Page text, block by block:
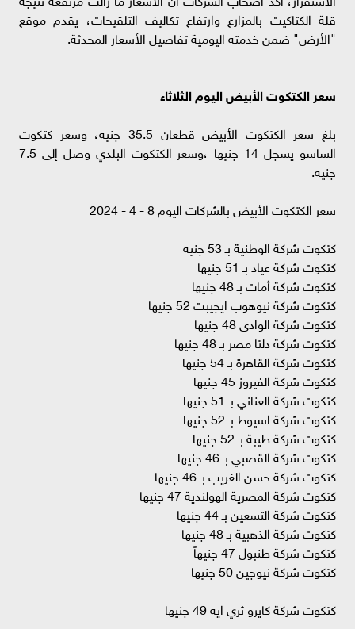
قلة الكتاكيت بالمزارع وارتفاع تكاليف التلقيحات، يقدم موقع
"الأرض" ضمن خدمته اليومية تفاصيل الأسعار المحدثة.
سعر الكتكوت الأبيض اليوم الثلاثاء
بلغ سعر الكتكوت الأبيض قطعان 35.5 جنيه، وسعر كتكوت
الساسو يسجل 14 جنيها ،وسعر الكتكوت البلدي وصل إلى 7.5
جنيه.
سعر الكتكوت الأبيض بالشركات اليوم 8 - 4 - 2024
كتكوت شركة الوطنية بـ 53 جنيه
كتكوت شركة عياد بـ 51 جنيها
كتكوت شركة أمات بـ 48 جنيها
كتكوت شركة نيوهوب ايجيبت 52 جنيها
كتكوت شركة الوادى 48 جنيها
كتكوت شركة دلتا مصر بـ 48 جنيها
كتكوت شركة القاهرة بـ 54 جنيها
كتكوت شركة الفيروز 45 جنيها
كتكوت شركة العناني بـ 51 جنيها
كتكوت شركة اسيوط بـ 52 جنيها
كتكوت شركة طيبة بـ 52 جنيها
كتكوت شركة القصبي بـ 46 جنيها
كتكوت شركة حسن الغريب بـ 46 جنيها
كتكوت شركة المصرية الهولندية 47 جنيها
كتكوت شركة التسعين بـ 44 جنيها
كتكوت شركة الذهبية بـ 48 جنيها
كتكوت شركة طنبول 47 جنيهاً
كتكوت شركة نيوجين 50 جنيها
كتكوت شركة كايرو ثري ايه 49 جنيها